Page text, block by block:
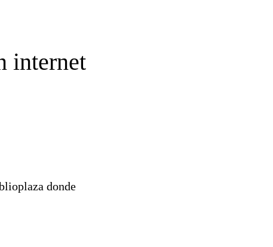
internet
donde